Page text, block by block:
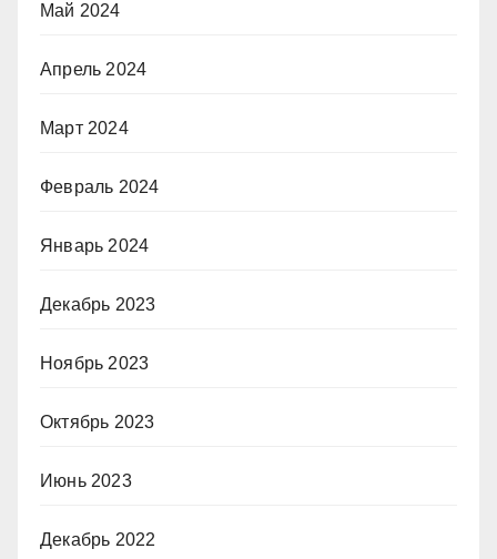
Май 2024
Апрель 2024
Март 2024
Февраль 2024
Январь 2024
Декабрь 2023
Ноябрь 2023
Октябрь 2023
Июнь 2023
Декабрь 2022